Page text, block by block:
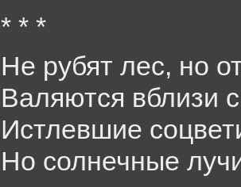
* * *
Не рубят лес, но
Валяются вблизи
Истлевшие
Но солнечные